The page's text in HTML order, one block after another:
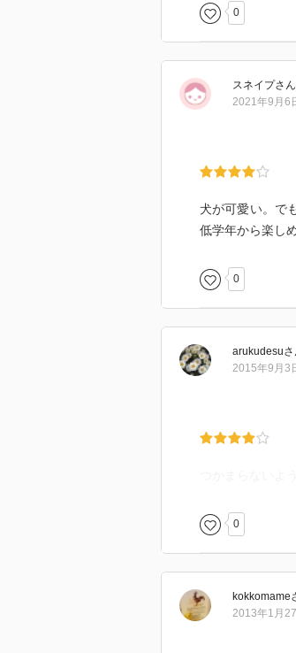
0
スネイプさん
2021年9月6
犬が可愛い。で
低学年から楽しめ
0
arukudesu
2015年9月3
0
kokkomame
2013年1月